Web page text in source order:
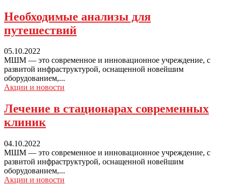
Необходимые анализы для
путешествий
05.10.2022
МШМ — это современное и инновационное учреждение, с
развитой инфраструктурой, оснащенной новейшим
оборудованием,...
Акции и новости
Лечение в стационарах современных
клиник
04.10.2022
МШМ — это современное и инновационное учреждение, с
развитой инфраструктурой, оснащенной новейшим
оборудованием,...
Акции и новости